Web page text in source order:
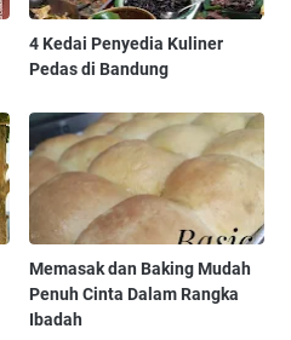
4 Kedai Penyedia Kuliner
Pedas di Bandung
Memasak dan Baking Mudah
Penuh Cinta Dalam Rangka
Ibadah